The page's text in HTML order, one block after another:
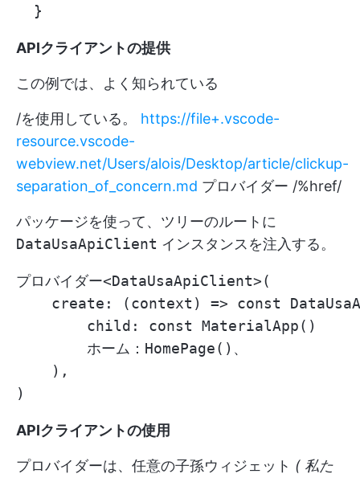
APIクライアントの提供
この例では、よく知られている
/を使用している。 https://file+.vscode-
resource.vscode-
webview.net/Users/alois/Desktop/article/clickup-
separation_of_concern.md プロバイダー /%href/
パッケージを使って、ツリーのルートに
DataUsaApiClient インスタンスを注入する。
プロバイダー<DataUsaApiClient>(
create: (context) => const
        child: const MaterialApp()
        ホーム：HomePage()、
    ),
APIクライアントの使用
プロバイダーは、任意の子孫ウィジェット ( 私た